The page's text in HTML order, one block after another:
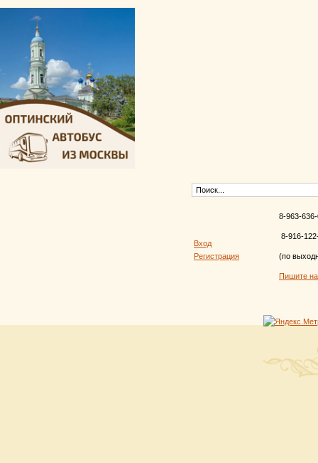
Вход
Регистрация
8-963-
8-916-
(по
Пишите